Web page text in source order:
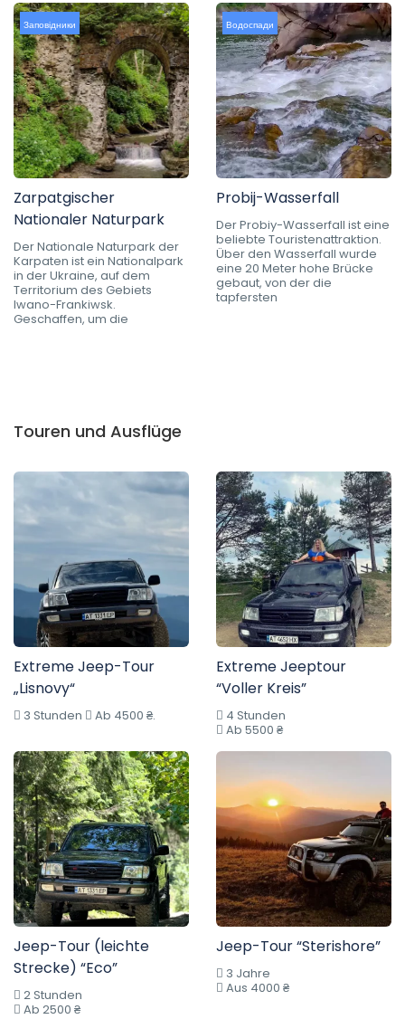
Заповідники
Zarpatgischer
Nationaler Naturpark
Der Nationale Naturpark der
Karpaten ist ein Nationalpark
in der Ukraine, auf dem
Territorium des Gebiets
Iwano-Frankiwsk.
Geschaffen, um die
Водоспади
Probij-Wasserfall
Der Probiy-Wasserfall ist eine
beliebte Touristenattraktion.
Über den Wasserfall wurde
eine 20 Meter hohe Brücke
gebaut, von der die
tapfersten
Touren und Ausflüge
Extreme Jeep-Tour
„Lisnovy“
3 Stunden Ab 4500 ₴.
Extreme Jeeptour
“Voller Kreis”
4 Stunden
Ab 5500 ₴
Jeep-Tour (leichte
Strecke) “Eco”
2 Stunden
Ab 2500 ₴
Jeep-Tour “Sterishore”
3 Jahre
Aus 4000 ₴